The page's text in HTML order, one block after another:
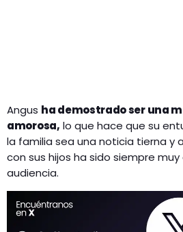
Angus ha demostrado ser una
amorosa, lo que hace que su
la familia sea una noticia tierna y
con sus hijos ha sido siempre
audiencia.